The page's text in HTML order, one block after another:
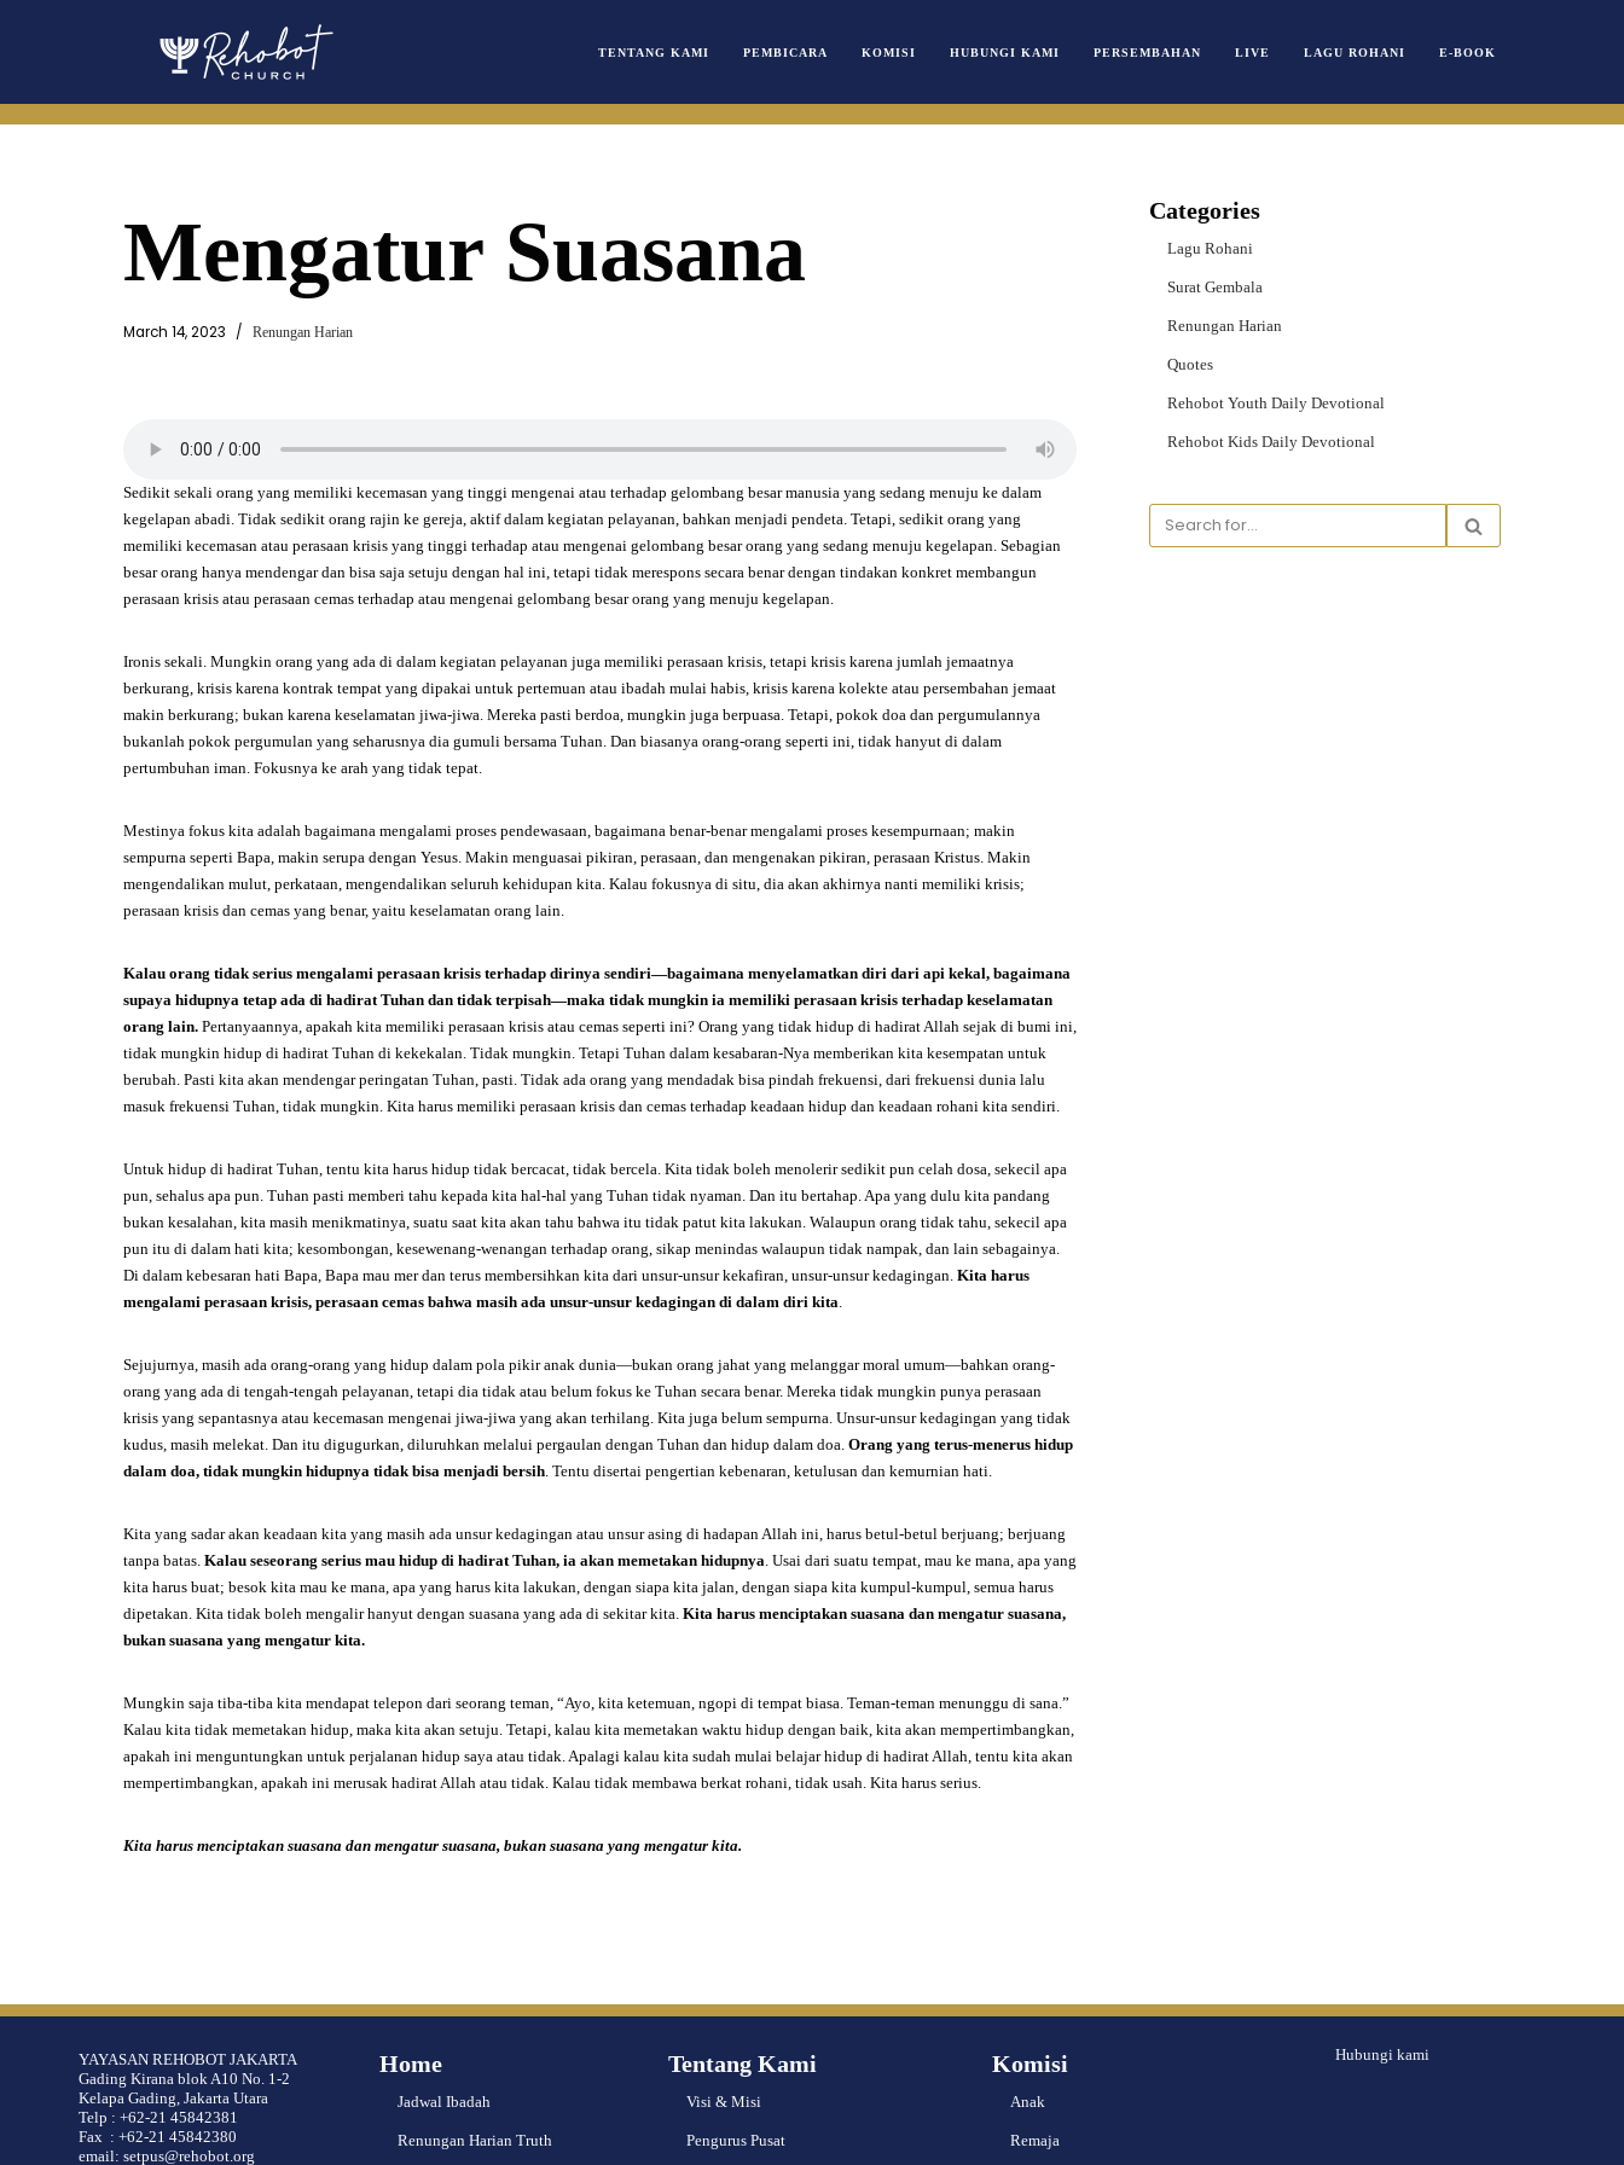
TENTANG KAMI PEMBICARA KOMISI HUBUNGI KAMI PERSEMBAHAN LIVE LAGU ROHANI E-BOOK
Mengatur Suasana
March 14, 2023 Renungan Harian
Sedikit sekali orang yang memiliki kecemasan yang tinggi mengenai atau terhadap gelombang besar manusia yang sedang menuju ke dalam
kegelapan abadi. Tidak sedikit orang rajin ke gereja, aktif dalam kegiatan pelayanan, bahkan menjadi pendeta. Tetapi, sedikit orang yang
memiliki kecemasan atau perasaan krisis yang tinggi terhadap atau mengenai gelombang besar orang yang sedang menuju kegelapan. Sebagian
besar orang hanya mendengar dan bisa saja setuju dengan hal ini, tetapi tidak merespons secara benar dengan tindakan konkret membangun
perasaan krisis atau perasaan cemas terhadap atau mengenai gelombang besar orang yang menuju kegelapan.
Ironis sekali. Mungkin orang yang ada di dalam kegiatan pelayanan juga memiliki perasaan krisis, tetapi krisis karena jumlah jemaatnya
berkurang, krisis karena kontrak tempat yang dipakai untuk pertemuan atau ibadah mulai habis, krisis karena kolekte atau persembahan jemaat
makin berkurang; bukan karena keselamatan jiwa-jiwa. Mereka pasti berdoa, mungkin juga berpuasa. Tetapi, pokok doa dan pergumulannya
bukanlah pokok pergumulan yang seharusnya dia gumuli bersama Tuhan. Dan biasanya orang-orang seperti ini, tidak hanyut di dalam
pertumbuhan iman. Fokusnya ke arah yang tidak tepat.
Mestinya fokus kita adalah bagaimana mengalami proses pendewasaan, bagaimana benar-benar mengalami proses kesempurnaan; makin
sempurna seperti Bapa, makin serupa dengan Yesus. Makin menguasai pikiran, perasaan, dan mengenakan pikiran, perasaan Kristus. Makin
mengendalikan mulut, perkataan, mengendalikan seluruh kehidupan kita. Kalau fokusnya di situ, dia akan akhirnya nanti memiliki krisis;
perasaan krisis dan cemas yang benar, yaitu keselamatan orang lain.
Kalau orang tidak serius mengalami perasaan krisis terhadap dirinya sendiri—bagaimana menyelamatkan diri dari api kekal, bagaimana
supaya hidupnya tetap ada di hadirat Tuhan dan tidak terpisah—maka tidak mungkin ia memiliki perasaan krisis terhadap keselamatan
orang lain. Pertanyaannya, apakah kita memiliki perasaan krisis atau cemas seperti ini? Orang yang tidak hidup di hadirat Allah sejak di bumi ini,
tidak mungkin hidup di hadirat Tuhan di kekekalan. Tidak mungkin. Tetapi Tuhan dalam kesabaran-Nya memberikan kita kesempatan untuk
berubah. Pasti kita akan mendengar peringatan Tuhan, pasti. Tidak ada orang yang mendadak bisa pindah frekuensi, dari frekuensi dunia lalu
masuk frekuensi Tuhan, tidak mungkin. Kita harus memiliki perasaan krisis dan cemas terhadap keadaan hidup dan keadaan rohani kita sendiri.
Untuk hidup di hadirat Tuhan, tentu kita harus hidup tidak bercacat, tidak bercela. Kita tidak boleh menolerir sedikit pun celah dosa, sekecil apa
pun, sehalus apa pun. Tuhan pasti memberi tahu kepada kita hal-hal yang Tuhan tidak nyaman. Dan itu bertahap. Apa yang dulu kita pandang
bukan kesalahan, kita masih menikmatinya, suatu saat kita akan tahu bahwa itu tidak patut kita lakukan. Walaupun orang tidak tahu, sekecil apa
pun itu di dalam hati kita; kesombongan, kesewenang-wenangan terhadap orang, sikap menindas walaupun tidak nampak, dan lain sebagainya.
Di dalam kebesaran hati Bapa, Bapa mau mer dan terus membersihkan kita dari unsur-unsur kekafiran, unsur-unsur kedagingan. Kita harus
mengalami perasaan krisis, perasaan cemas bahwa masih ada unsur-unsur kedagingan di dalam diri kita.
Sejujurnya, masih ada orang-orang yang hidup dalam pola pikir anak dunia—bukan orang jahat yang melanggar moral umum—bahkan orang-
orang yang ada di tengah-tengah pelayanan, tetapi dia tidak atau belum fokus ke Tuhan secara benar. Mereka tidak mungkin punya perasaan
krisis yang sepantasnya atau kecemasan mengenai jiwa-jiwa yang akan terhilang. Kita juga belum sempurna. Unsur-unsur kedagingan yang tidak
kudus, masih melekat. Dan itu digugurkan, diluruhkan melalui pergaulan dengan Tuhan dan hidup dalam doa. Orang yang terus-menerus hidup
dalam doa, tidak mungkin hidupnya tidak bisa menjadi bersih. Tentu disertai pengertian kebenaran, ketulusan dan kemurnian hati.
Kita yang sadar akan keadaan kita yang masih ada unsur kedagingan atau unsur asing di hadapan Allah ini, harus betul-betul berjuang; berjuang
tanpa batas. Kalau seseorang serius mau hidup di hadirat Tuhan, ia akan memetakan hidupnya. Usai dari suatu tempat, mau ke mana, apa yang
kita harus buat; besok kita mau ke mana, apa yang harus kita lakukan, dengan siapa kita jalan, dengan siapa kita kumpul-kumpul, semua harus
dipetakan. Kita tidak boleh mengalir hanyut dengan suasana yang ada di sekitar kita. Kita harus menciptakan suasana dan mengatur suasana,
bukan suasana yang mengatur kita.
Mungkin saja tiba-tiba kita mendapat telepon dari seorang teman, “Ayo, kita ketemuan, ngopi di tempat biasa. Teman-teman menunggu di sana.”
Kalau kita tidak memetakan hidup, maka kita akan setuju. Tetapi, kalau kita memetakan waktu hidup dengan baik, kita akan mempertimbangkan,
apakah ini menguntungkan untuk perjalanan hidup saya atau tidak. Apalagi kalau kita sudah mulai belajar hidup di hadirat Allah, tentu kita akan
mempertimbangkan, apakah ini merusak hadirat Allah atau tidak. Kalau tidak membawa berkat rohani, tidak usah. Kita harus serius.
Kita harus menciptakan suasana dan mengatur suasana, bukan suasana yang mengatur kita.
Categories
Lagu Rohani
Surat Gembala
Renungan Harian
Quotes
Rehobot Youth Daily Devotional
Rehobot Kids Daily Devotional
YAYASAN REHOBOT JAKARTA
Gading Kirana blok A10 No. 1-2
Kelapa Gading, Jakarta Utara
Telp : +62-21 45842381
Fax : +62-21 45842380
email: setpus@rehobot.org
Home
Jadwal Ibadah
Renungan Harian Truth
Tentang Kami
Visi & Misi
Pengurus Pusat
Komisi
Anak
Remaja
Hubungi kami